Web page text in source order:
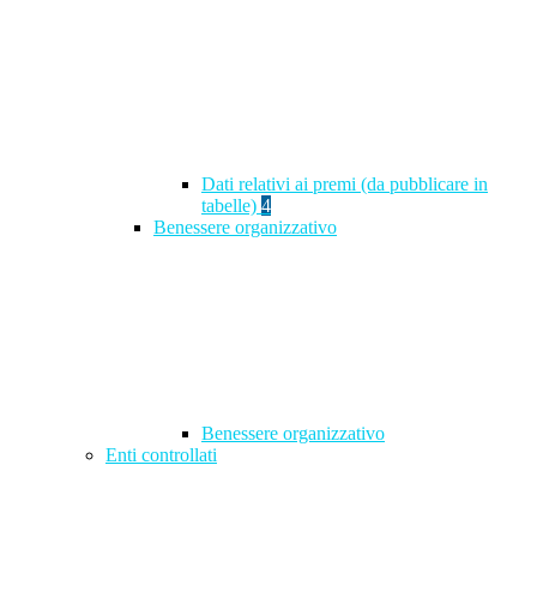
Dati relativi ai premi (da pubblicare in
tabelle) 4
Benessere organizzativo
Benessere organizzativo
Enti controllati